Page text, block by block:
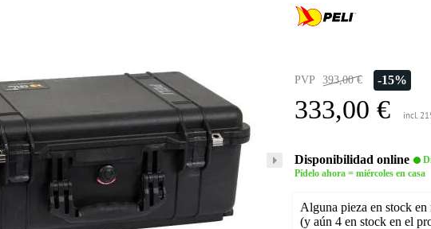
PVP 393,00 € -15%
333,00 € incl.
Disponibilidad online
Pídelo ahora = miércoles en casa
Alguna pieza en stock en
(y aún 4 en stock en el